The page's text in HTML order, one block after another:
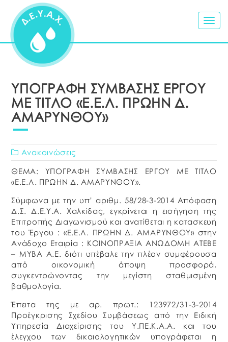
ΥΠΟΓΡΑΦΗ ΣΥΜΒΑΣΗΣ ΕΡΓΟΥ
ΜΕ ΤΙΤΛΟ «Ε.Ε.Λ. ΠΡΩΗΝ Δ.
ΑΜΑΡΥΝΘΟΥ»
Ανακοινώσεις
ΘΕΜΑ: ΥΠΟΓΡΑΦΗ ΣΥΜΒΑΣΗΣ ΕΡΓΟΥ ΜΕ ΤΙΤΛΟ
«Ε.Ε.Λ. ΠΡΩΗΝ Δ. ΑΜΑΡΥΝΘΟΥ».
Σύμφωνα με την υπ’ αριθμ. 58/28-3-2014 Απόφαση
Δ.Σ. Δ.Ε.Υ.Α. Χαλκίδας, εγκρίνεται η εισήγηση της
Επιτροπής Διαγωνισμού και ανατίθεται η κατασκευή
του Έργου : «Ε.Ε.Λ. ΠΡΩΗΝ Δ. ΑΜΑΡΥΝΘΟΥ» στην
Ανάδοχο Εταιρία : ΚΟΙΝΟΠΡΑΞΙΑ ΑΝΩΔΟΜΗ ΑΤΕΒΕ
– ΜΥΒΑ Α.Ε. διότι υπέβαλε την πλέον συμφέρουσα
από οικονομική άποψη προσφορά,
συγκεντρώνοντας την μεγίστη σταθμισμένη
βαθμολογία.
Έπειτα της με αρ. πρωτ.: 123972/31-3-2014
Προέγκρισης Σχεδίου Συμβάσεως από την Ειδική
Υπηρεσία Διαχείρισης του Υ.ΠΕ.Κ.Α.Α. και του
έλεγχου των δικαιολογητικών υπογράφεται η